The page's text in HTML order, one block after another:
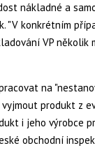
nákladné a
"V konkrétním
VP několik
na
produkt z
i jeho výrobce
obchodní